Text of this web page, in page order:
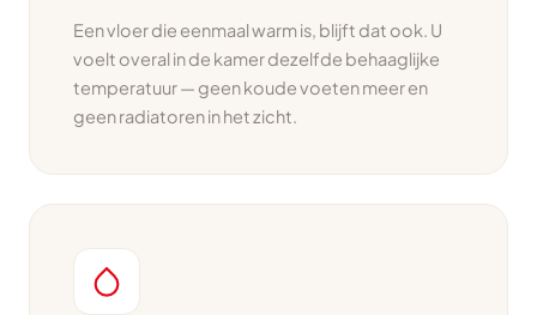
Een vloer die eenmaal warm is, blijft dat ook. U
voelt overal in de kamer dezelfde behaaglijke
temperatuur — geen koude voeten meer en
geen radiatoren in het zicht.